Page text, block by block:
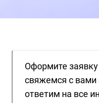
Оформите
свяжемся с
ответим на все